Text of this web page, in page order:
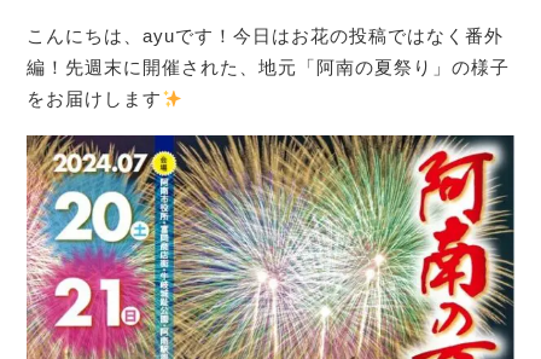
こんにちは、ayuです！今日はお花の投稿ではなく番外
編！先週末に開催された、地元「阿南の夏祭り」の様子
をお届けします